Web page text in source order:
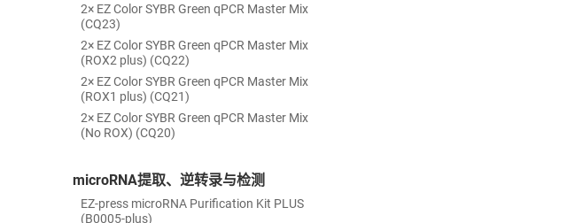
2× EZ Color SYBR Green qPCR Master Mix
(CQ23)
2× EZ Color SYBR Green qPCR Master Mix
(ROX2 plus) (CQ22)
2× EZ Color SYBR Green qPCR Master Mix
(ROX1 plus) (CQ21)
2× EZ Color SYBR Green qPCR Master Mix
(No ROX) (CQ20)
microRNA提取、逆转录与检测
EZ-press microRNA Purification Kit PLUS
(B0005-plus)